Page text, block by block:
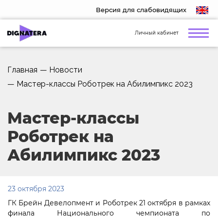
Версия для слабовидящих
Личный кабинет
Главная — Новости
— Мастер-классы Роботрек на Абилимпикс 2023
Мастер-классы
Роботрек на
Абилимпикс 2023
23 октября 2023
ГК Брейн Девелопмент и Роботрек 21 октября в рамках
финала Национального чемпионата по